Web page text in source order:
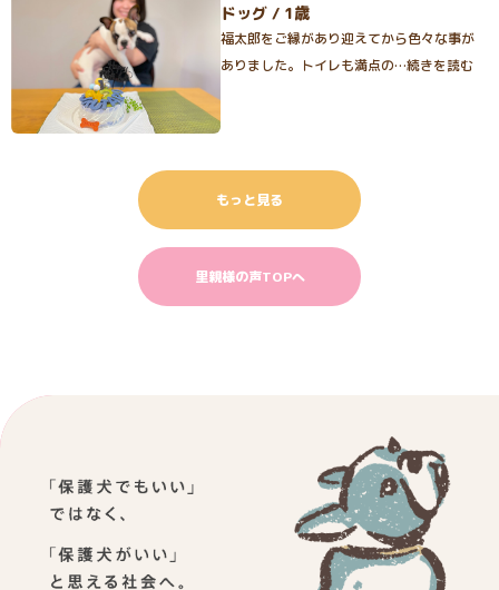
ドッグ / 1歳
福太郎をご縁があり迎えてから色々な事が
ありました。トイレも満点の…続きを読む
もっと見る
里親様の声TOPへ